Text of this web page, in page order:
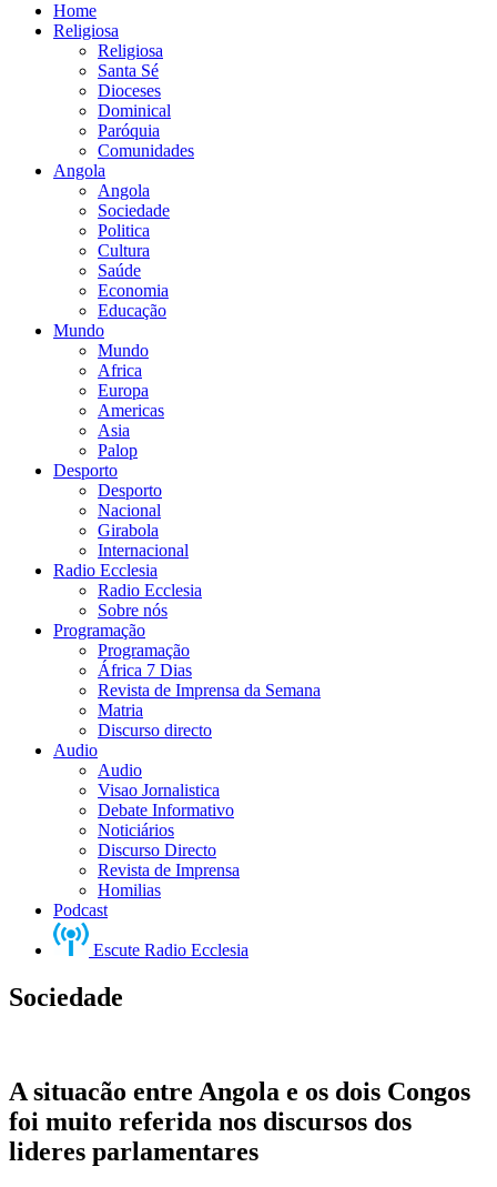
Home
Religiosa
Religiosa
Santa Sé
Dioceses
Dominical
Paróquia
Comunidades
Angola
Angola
Sociedade
Politica
Cultura
Saúde
Economia
Educação
Mundo
Mundo
Africa
Europa
Americas
Asia
Palop
Desporto
Desporto
Nacional
Girabola
Internacional
Radio Ecclesia
Radio Ecclesia
Sobre nós
Programação
Programação
África 7 Dias
Revista de Imprensa da Semana
Matria
Discurso directo
Audio
Audio
Visao Jornalistica
Debate Informativo
Noticiários
Discurso Directo
Revista de Imprensa
Homilias
Podcast
Escute Radio Ecclesia
Sociedade
A situacão entre Angola e os dois Congos
foi muito referida nos discursos dos
lideres parlamentares